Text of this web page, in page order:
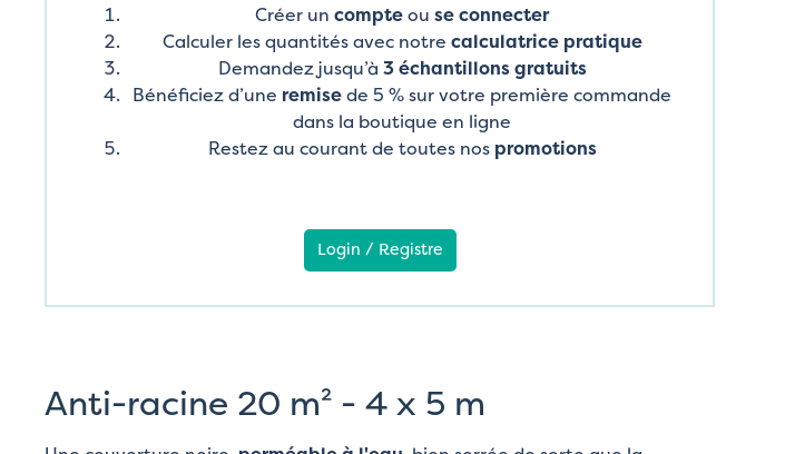
Créer un compteou se connecter
Calculer les quantités avec notre calculatrice pratique
Demandez jusqu’à 3 échantillons gratuits
Bénéficiez d’une remisede 5 % sur votre première commande
dans la boutique en ligne
Restez au courant de toutes nos promotions
Login / Registre
Anti-racine 20 m² - 4 x 5 m